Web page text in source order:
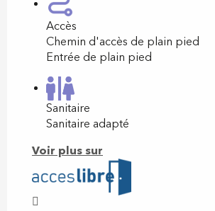
Accès
Chemin d'accès de plain pied
Entrée de plain pied
Sanitaire
Sanitaire adapté
Voir plus sur